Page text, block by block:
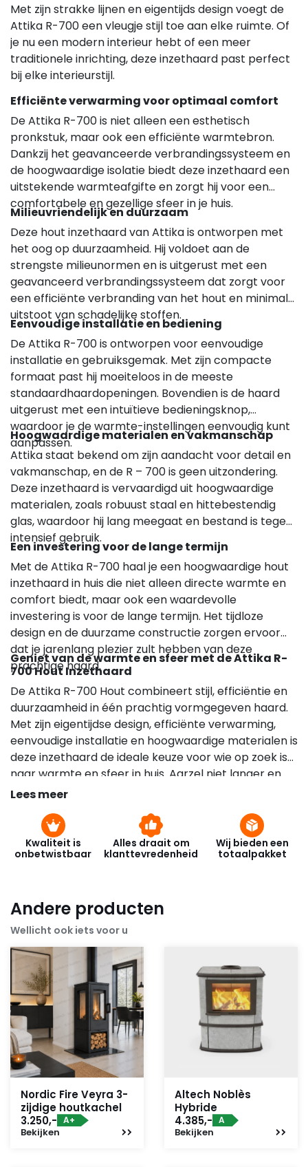
Met zijn strakke lijnen en eigentijds design voegt de
Attika R-700 een vleugje stijl toe aan elke ruimte. Of
je nu een modern interieur hebt of een meer
traditionele inrichting, deze inzethaard past perfect
bij elke interieurstijl.
Efficiënte verwarming voor optimaal comfort
De Attika R-700 is niet alleen een esthetisch
pronkstuk, maar ook een efficiënte warmtebron.
Dankzij het geavanceerde verbrandingssysteem en
de hoogwaardige isolatie biedt deze inzethaard een
uitstekende warmteafgifte en zorgt hij voor een
comfortabele en gezellige sfeer in je huis.
Milieuvriendelijk en duurzaam
Deze hout inzethaard van Attika is ontworpen met
het oog op duurzaamheid. Hij voldoet aan de
strengste milieunormen en is uitgerust met een
geavanceerd verbrandingssysteem dat zorgt voor
een efficiënte verbranding van het hout en minimale
uitstoot van schadelijke stoffen.
Eenvoudige installatie en bediening
De Attika R-700 is ontworpen voor eenvoudige
installatie en gebruiksgemak. Met zijn compacte
formaat past hij moeiteloos in de meeste
standaardhaardopeningen. Bovendien is de haard
uitgerust met een intuïtieve bedieningsknop,
waardoor je de warmte-instellingen eenvoudig kunt
aanpassen.
Hoogwaardige materialen en vakmanschap
Attika staat bekend om zijn aandacht voor detail en
vakmanschap, en de R – 700 is geen uitzondering.
Deze inzethaard is vervaardigd uit hoogwaardige
materialen, zoals robuust staal en hittebestendig
glas, waardoor hij lang meegaat en bestand is tegen
intensief gebruik.
Een investering voor de lange termijn
Met de Attika R-700 haal je een hoogwaardige hout
inzethaard in huis die niet alleen directe warmte en
comfort biedt, maar ook een waardevolle
investering is voor de lange termijn. Het tijdloze
design en de duurzame constructie zorgen ervoor
dat je jarenlang plezier zult hebben van deze
prachtige haard.
Geniet van de warmte en sfeer met de Attika R-
700 Hout Inzethaard
De Attika R-700 Hout combineert stijl, efficiëntie en
duurzaamheid in één prachtig vormgegeven haard.
Met zijn eigentijdse design, efficiënte verwarming,
eenvoudige installatie en hoogwaardige materialen is
deze inzethaard de ideale keuze voor wie op zoek is
naar warmte en sfeer in huis. Aarzel niet langer en
transformeer je interieur met de Attika R-700 Hout
Lees meer
Kwaliteit is
onbetwistbaar
Alles draait om
klanttevredenheid
Wij bieden een
totaalpakket
Andere producten
Wellicht ook iets voor u
Nordic Fire Veyra 3-
zijdige houtkachel
3.250,- A+
Bekijken
Altech Noblès
Hybride
4.385,- A
Bekijken